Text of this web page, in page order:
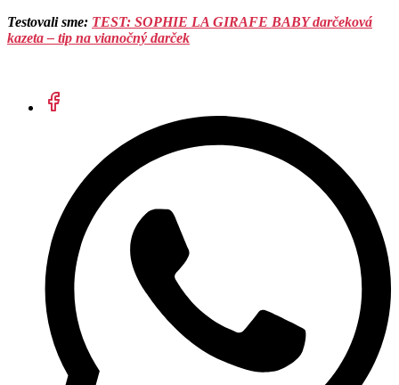
Testovali sme: TEST: SOPHIE LA GIRAFE BABY darčeková
kazeta – tip na vianočný darček